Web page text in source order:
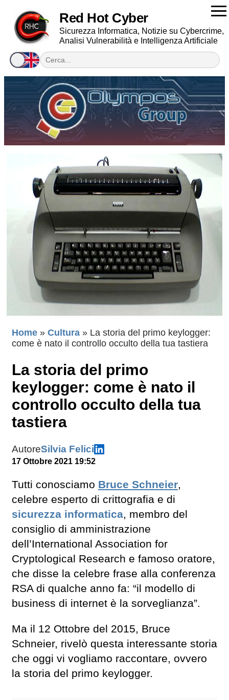
Red Hot Cyber
Sicurezza Informatica, Notizie su Cybercrime,
Analisi Vulnerabilità e Intelligenza Artificiale
Home » Cultura » La storia del primo keylogger:
come è nato il controllo occulto della tua tastiera
La storia del primo
keylogger: come è nato il
controllo occulto della tua
tastiera
AutoreSilvia Felici
17 Ottobre 2021 19:52
Tutti conosciamo Bruce Schneier,
celebre esperto di crittografia e di
sicurezza informatica, membro del
consiglio di amministrazione
dell’International Association for
Cryptological Research e famoso oratore,
che disse la celebre frase alla conferenza
RSA di qualche anno fa: “il modello di
business di internet è la sorveglianza”.
Ma il 12 Ottobre del 2015, Bruce
Schneier, rivelò questa interessante storia
che oggi vi vogliamo raccontare, ovvero
la storia del primo keylogger.